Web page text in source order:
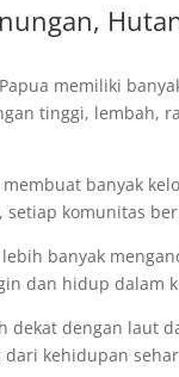
memiliki
tinggi, lembah,
banyak
setiap komunitas
banyak
dan hidup dalam
dekat dengan laut
kehidupan